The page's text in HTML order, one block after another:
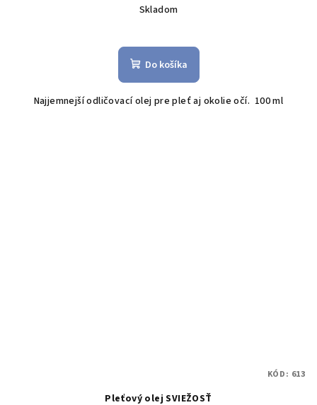
Skladom
Do košíka
Najjemnejší odličovací olej pre pleť aj okolie očí. 100 ml
Pleťový olej SVIEŽOSŤ
KÓD: 613